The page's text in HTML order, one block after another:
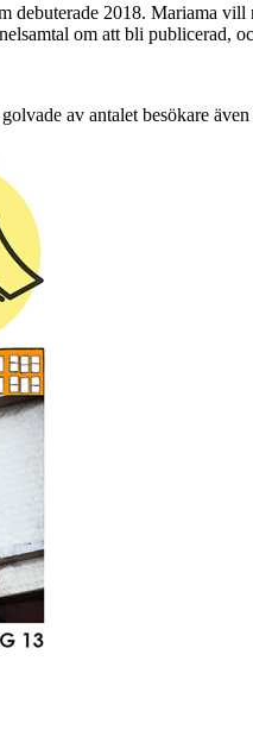
debuterade 2018. Mariama
om att bli publicerad,
av antalet besökare även